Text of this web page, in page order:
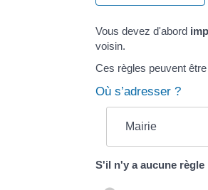
Vous devez d'abord
voisin.
Ces règles peuvent
Où s’adresser ?
Mairie
S'il n'y a aucune règle